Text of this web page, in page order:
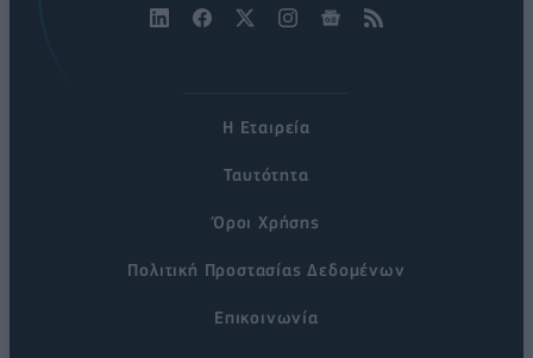
Η Εταιρεία
Ταυτότητα
Όροι Χρήσης
Πολιτική Προστασίας Δεδομένων
Επικοινωνία